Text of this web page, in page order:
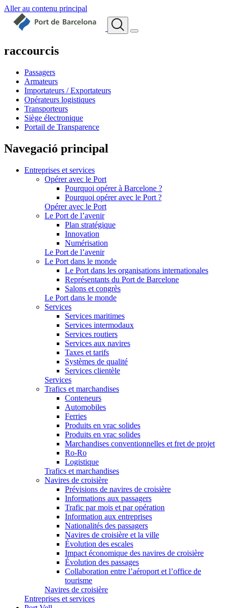
Aller au contenu principal
raccourcis
Passagers
Armateurs
Importateurs / Exportateurs
Opérateurs logistiques
Transporteurs
Siège électronique
Portail de Transparence
Navegació principal
Entreprises et services
Opérer avec le Port
Pourquoi opérer à Barcelone ?
Pourquoi opérer avec le Port ?
Opérer avec le Port
Le Port de l’avenir
Plan stratégique
Innovation
Numérisation
Le Port de l’avenir
Le Port dans le monde
Le Port dans les organisations internationales
Représentants du Port de Barcelone
Salons et congrès
Le Port dans le monde
Services
Services maritimes
Services intermodaux
Services routiers
Services aux navires
Taxes et tarifs
Systèmes de qualité
Services clientèle
Services
Trafics et marchandises
Conteneurs
Automobiles
Ferries
Produits en vrac solides
Produits en vrac solides
Marchandises conventionnelles et fret de projet
Ro-Ro
Logistique
Trafics et marchandises
Navires de croisière
Prévisions de navires de croisière
Informations aux passagers
Trafic par mois et par opération
Information aux entreprises
Nationalités des passagers
Navires de croisière et la ville
Évolution des escales
Impact économique des navires de croisière
Évolution des passages
Collaboration entre l’aéroport et l’office de
tourisme
Navires de croisière
Entreprises et services